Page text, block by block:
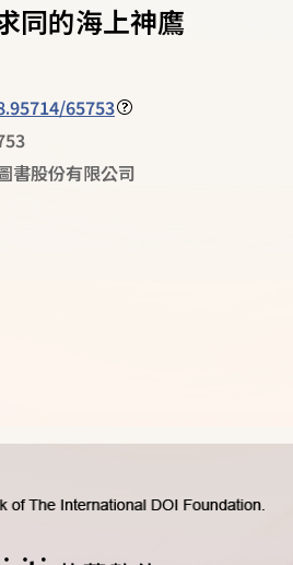
同的海上神鷹
65753
書股份有限公司